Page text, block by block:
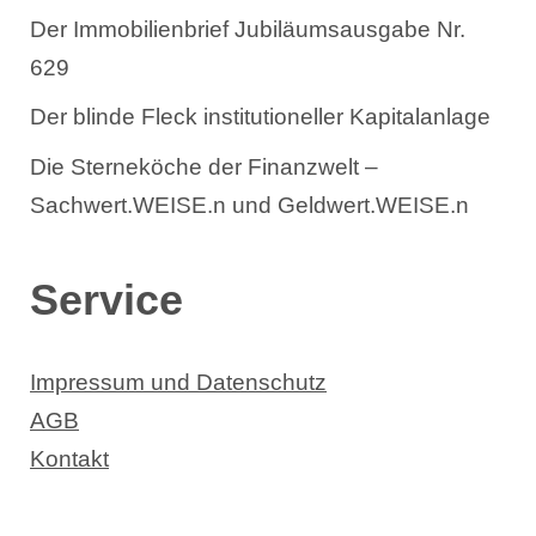
Der Immobilienbrief Jubiläumsausgabe Nr.
629
Der blinde Fleck institutioneller Kapitalanlage
Die Sterneköche der Finanzwelt –
Sachwert.WEISE.n und Geldwert.WEISE.n
Service
Impressum und Datenschutz
AGB
Kontakt